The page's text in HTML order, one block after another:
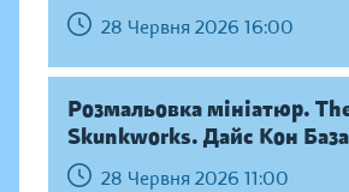
28 Червня 2026 16:00
Розмальовка мініатюр.
Skunkworks. Дайс Кон База
28 Червня 2026 11:00